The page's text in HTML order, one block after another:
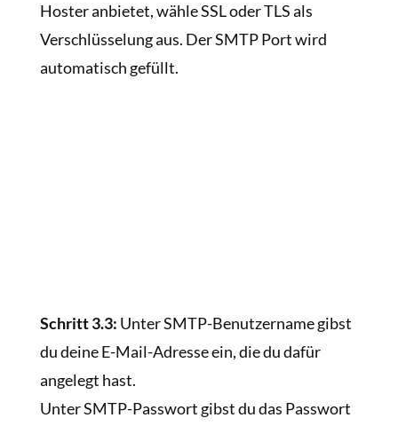
Hoster anbietet, wähle SSL oder TLS als
Verschlüsselung aus. Der SMTP Port wird
automatisch gefüllt.
Schritt 3.3: Unter SMTP-Benutzername gibst
du deine E-Mail-Adresse ein, die du dafür
angelegt hast.
Unter SMTP-Passwort gibst du das Passwort